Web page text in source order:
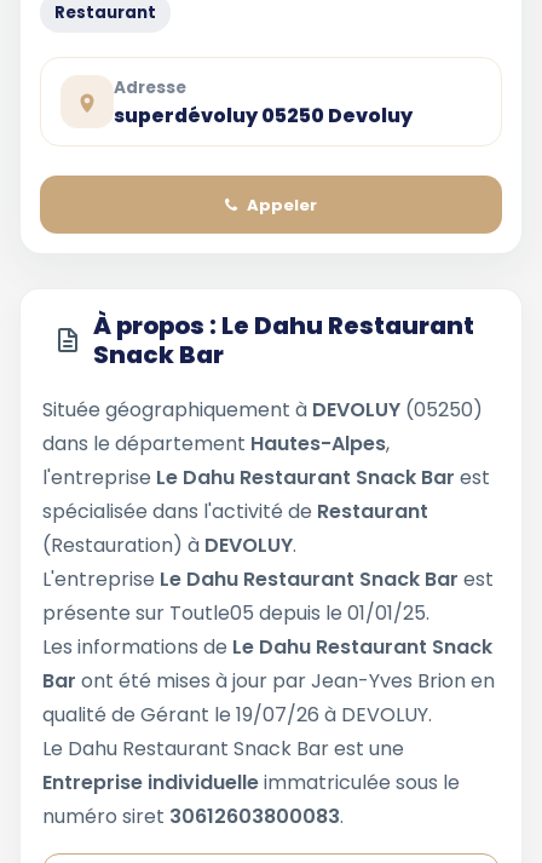
Restaurant
Adresse
superdévoluy 05250 Devoluy
Appeler
À propos : Le Dahu Restaurant
Snack Bar
Située géographiquement à DEVOLUY (05250)
dans le département Hautes-Alpes,
l'entreprise Le Dahu Restaurant Snack Bar est
spécialisée dans l'activité de Restaurant
(Restauration) à DEVOLUY.
L'entreprise Le Dahu Restaurant Snack Bar est
présente sur Toutle05 depuis le 01/01/25.
Les informations de Le Dahu Restaurant Snack
Bar ont été mises à jour par Jean-Yves Brion en
qualité de Gérant le 19/07/26 à DEVOLUY.
Le Dahu Restaurant Snack Bar est une
Entreprise individuelleimmatriculée sous le
numéro siret 30612603800083.